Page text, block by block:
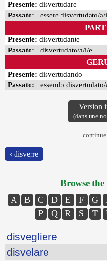
Presente: disvertudare
Passato: essere disvertudato/a/
Presente: disvertudante
Passato: disvertudato/a/i/e
Presente: disvertudando
Passato: essendo disvertudato/
Version
(dans une
continue
‹ disverre
Browse
A B C D E F G
P
Q R S T
disvegliere
disvelare